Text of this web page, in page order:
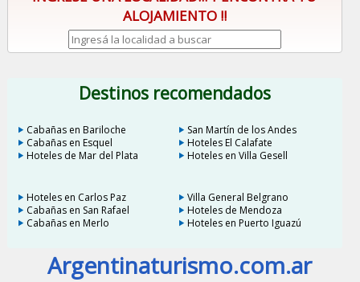
ALOJAMIENTO !!
Destinos recomendados
Cabañas en Bariloche
San Martín de los Andes
Cabañas en Esquel
Hoteles El Calafate
Hoteles de Mar del Plata
Hoteles en Villa Gesell
Hoteles en Carlos Paz
Villa General Belgrano
Cabañas en San Rafael
Hoteles de Mendoza
Cabañas en Merlo
Hoteles en Puerto Iguazú
Argentinaturismo.com.ar